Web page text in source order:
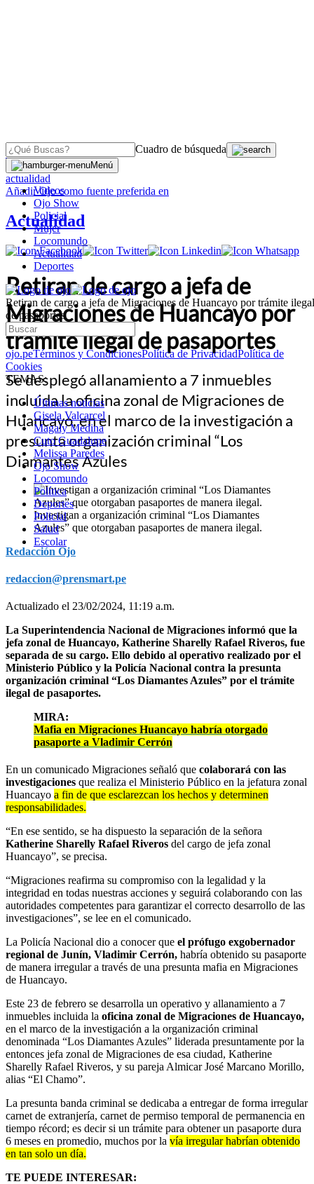
Cuadro de búsqueda
Menú
Videos
Ojo Show
Policial
Mujer
Locomundo
Actualidad
Deportes
Retiran de cargo a jefa de Migraciones de Huancayo por trámite ilegal
de pasaportes
ojo.peTérminos y CondicionesPolítica de PrivacidadPolítica de
Cookies
TEMAS:
Últimas noticias
Gisela Valcarcel
Magaly Medina
Cuto Guadalupe
Melissa Paredes
Ojo Show
Locomundo
Política
Deportes
Policial
Salud
Escolar
OJO
actualidad
AñadirOjocomo fuente preferida en
Actualidad
Retiran de cargo a jefa de
Migraciones de Huancayo por
trámite ilegal de pasaportes
Se desplegó allanamiento a 7 inmuebles
incluida la oficina zonal de Migraciones de
Huancayo, en el marco de la investigación a
presunta organización criminal “Los
Diamantes Azules
Investigan a organización criminal “Los Diamantes
Azules” que otorgaban pasaportes de manera ilegal.
Redacción Ojo
redaccion@prensmart.pe
Actualizado el 23/02/2024, 11:19 a.m.
La Superintendencia Nacional de Migraciones informó que la
jefa zonal de Huancayo, Katherine Sharelly Rafael Riveros, fue
separada de su cargo. Ello debido al operativo realizado por el
Ministerio Público y la Policía Nacional contra la presunta
organización criminal “Los Diamantes Azules” por el trámite
ilegal de pasaportes.
MIRA:
Mafia en Migraciones Huancayo habría otorgado
pasaporte a Vladimir Cerrón
En un comunicado Migraciones señaló que colaborará con las
investigaciones que realiza el Ministerio Público en la jefatura zonal
Huancayo a fin de que esclarezcan los hechos y determinen
responsabilidades.
“En ese sentido, se ha dispuesto la separación de la señora
Katherine Sharelly Rafael Riveros del cargo de jefa zonal
Huancayo”, se precisa.
“Migraciones reafirma su compromiso con la legalidad y la
integridad en todas nuestras acciones y seguirá colaborando con las
autoridades competentes para garantizar el correcto desarrollo de las
investigaciones”, se lee en el comunicado.
La Policía Nacional dio a conocer que el prófugo exgobernador
regional de Junín, Vladimir Cerrón, habría obtenido su pasaporte
de manera irregular a través de una presunta mafia en Migraciones
de Huancayo.
Este 23 de febrero se desarrolla un operativo y allanamiento a 7
inmuebles incluida la oficina zonal de Migraciones de Huancayo,
en el marco de la investigación a la organización criminal
denominada “Los Diamantes Azules” liderada presuntamente por la
entonces jefa zonal de Migraciones de esa ciudad, Katherine
Sharelly Rafael Riveros, y su pareja Almicar José Marcano Morillo,
alias “El Chamo”.
La presunta banda criminal se dedicaba a entregar de forma irregular
carnet de extranjería, carnet de permiso temporal de permanencia en
tiempo récord; es decir si un trámite para obtener un pasaporte dura
6 meses en promedio, muchos por la vía irregular habrían obtenido
en tan solo un día.
TE PUEDE INTERESAR: